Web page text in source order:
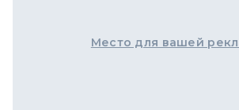
Место для вашей